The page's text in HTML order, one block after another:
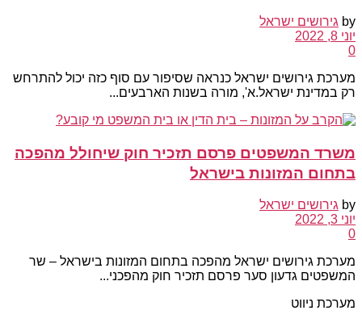
by גירושים ישראל
יוני 8, 2022
0
מערכת גירושים ישראל כנראה שסיפור עם סוף כזה יכול להתרחש
רק במדינת ישראל.א', מורה בשנות הארבעים...
משרד המשפטים פרסם תזכיר חוק שיחולל מהפכה
בתחום המזונות בישראל
by גירושים ישראל
יוני 3, 2022
0
מערכת גירושים ישראל מהפכה בתחום המזונות בישראל – שר
המשפטים גדעון סער פרסם תזכיר חוק מהפכני...
מערכת ניווט